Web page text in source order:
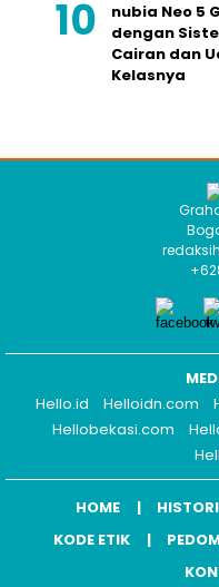
nubia Neo 5
dengan
Cairan dan
Kelasnya
Hello.id
Helloidn.com
Hellobekasi.com
HOME
KODE ETIK